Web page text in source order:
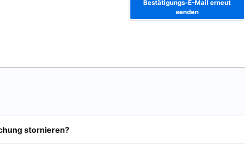
Bestätigungs-E-Mail erneut
senden
stornieren?